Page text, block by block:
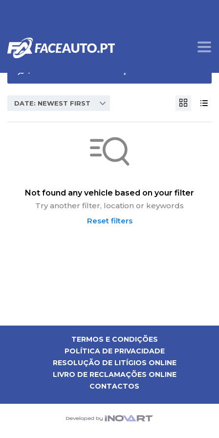
DATE: NEWEST FIRST
Not found any vehicle based on your filter
Try another filter, location or keywords
Reset filters
TERMOS E CONDIÇÕES
POLÍTICA DE PRIVACIDADE
RESOLUÇÃO DE LITÍGIOS ONLINE
LIVRO DE RECLAMAÇÕES ONLINE
CONTACTOS